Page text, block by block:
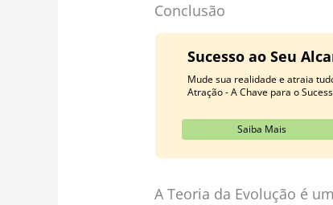
Conclusão
Sucesso ao Seu
Mude sua realidade e atraia
Atração - A Chave para o
Saiba Mais
A Teoria da Evolução é